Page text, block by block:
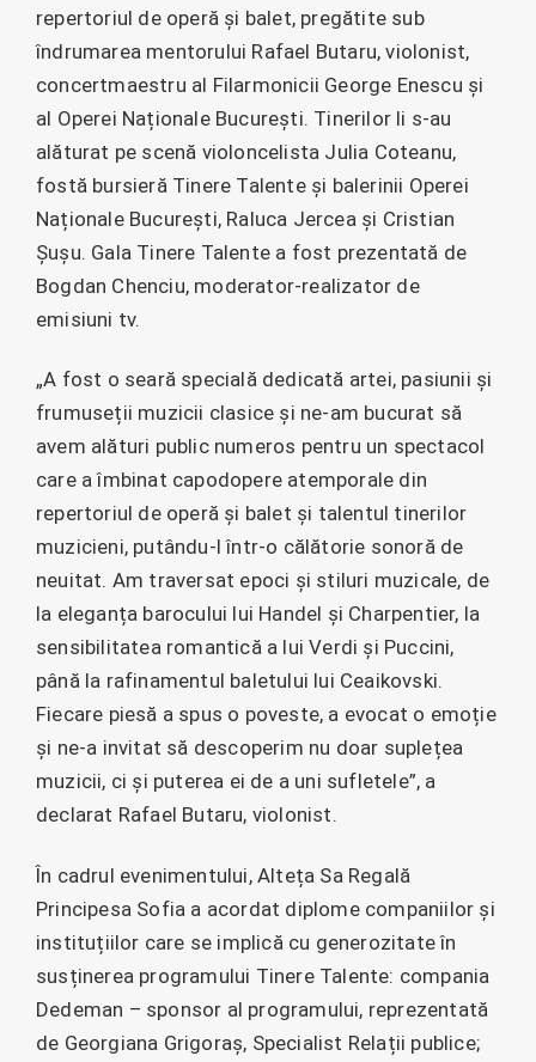
repertoriul de operă și balet, pregătite sub
îndrumarea mentorului Rafael Butaru, violonist,
concertmaestru al Filarmonicii George Enescu și
al Operei Naționale București. Tinerilor li s-au
alăturat pe scenă violoncelista Julia Coteanu,
fostă bursieră Tinere Talente și balerinii Operei
Naționale București, Raluca Jercea și Cristian
Șușu. Gala Tinere Talente a fost prezentată de
Bogdan Chenciu, moderator-realizator de
emisiuni tv.
„A fost o seară specială dedicată artei, pasiunii și
frumuseții muzicii clasice și ne-am bucurat să
avem alături public numeros pentru un spectacol
care a îmbinat capodopere atemporale din
repertoriul de operă și balet și talentul tinerilor
muzicieni, putându-l într-o călătorie sonoră de
neuitat. Am traversat epoci și stiluri muzicale, de
la eleganța barocului lui Handel și Charpentier, la
sensibilitatea romantică a lui Verdi și Puccini,
până la rafinamentul baletului lui Ceaikovski.
Fiecare piesă a spus o poveste, a evocat o emoție
și ne-a invitat să descoperim nu doar suplețea
muzicii, ci și puterea ei de a uni sufletele”, a
declarat Rafael Butaru, violonist.
În cadrul evenimentului, Alteța Sa Regală
Principesa Sofia a acordat diplome companiilor și
instituțiilor care se implică cu generozitate în
susținerea programului Tinere Talente: compania
Dedeman – sponsor al programului, reprezentată
de Georgiana Grigoraș, Specialist Relații publice;